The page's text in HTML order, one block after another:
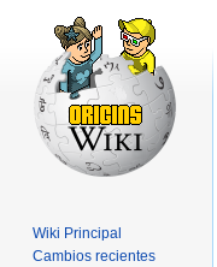
Wiki Principal
Cambios recientes